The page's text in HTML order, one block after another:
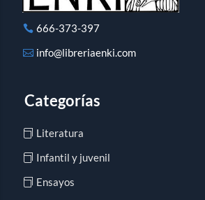
666-373-397
info@libreriaenki.com
Categorías
Literatura
Infantil y juvenil
Ensayos